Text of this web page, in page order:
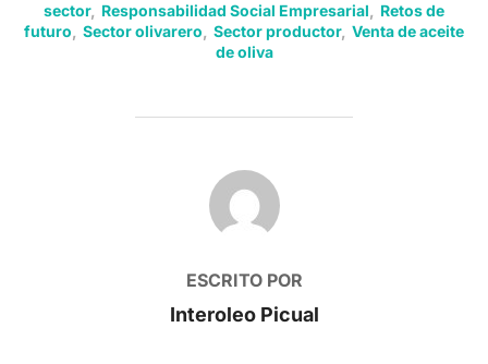
sector, Responsabilidad Social Empresarial
Retos de
futuro
Sector olivarero Sector productor, Venta de aceite
de oliva
AUTOR DE LA PUBLICACIÓN
ESCRITO POR
Interoleo Picual